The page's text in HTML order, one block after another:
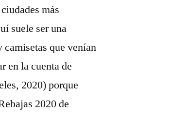
más
suele ser una
que venían
en la cuenta de
2020) porque
2020 de